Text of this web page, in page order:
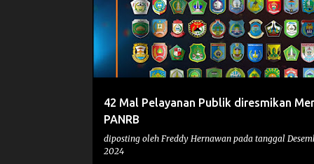
42 Mal Pelayanan Publik diresmikan
PANRB
diposting oleh Freddy Hernawan pada tanggal
2024